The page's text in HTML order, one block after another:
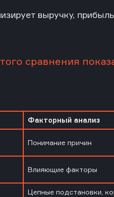
выручку,
сравнения
Факторный анализ
Понимание причин
Влияющие факторы
Цепные подстановки,